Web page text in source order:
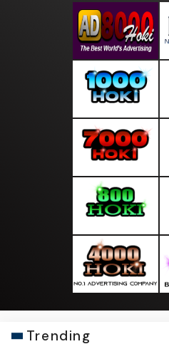
Trending